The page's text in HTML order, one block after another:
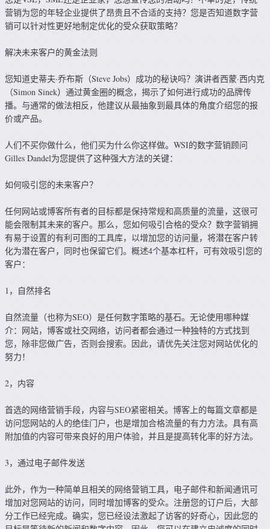
营销为您的年轻企业提供了昂贵且不合适的支持？您是否知道数字营
销可以针对性更好地制定优化的受众获取策略？
解决未来客户的黄金法则
您知道史蒂夫·乔布斯（Steve Jobs）成功的秘诀吗？演讲者西蒙·西内克
（Simon Sinek）通过黄金圈的概念，揭示了如何进行成功的品牌传
播。与通常的做法相反，他建议从最抽象到最具体的角度介绍您的报
价或产品。
人们不买你做什么，他们买为什么你这样做。WSI的数字营销顾问
Gilles Dandel为您提供了这种强大方法的关键：
如何吸引您的未来客户？
任何网站或博客所有者的目标都是保持常规和高质量的流量，这很可
能会限制其未来的客户。那么，您如何吸引合格的受众？数字营销拥
有易于设置的有利可图的工具库，以增加您的访问量，将潜在客户转
化为潜在客户，同时也保留它们。概述4个基本杠杆，可有效吸引您的
客户：
1，自然排名
自然流量（也称为SEO）是任何数字策略的基石。无论使用哪种媒
介：网站，博客或社交网络，访问者都会通过一种独特的方式找到
您，除非您做广告，否则会搜索。因此，请优先关注您对网站优化的
努力！
2，内容
首选的网络营销手段，内容与SEO紧密相关。博客上的每篇文章都是
访问您网站的人的绝佳门户，也是增加合格流量的有力方法。具有高
附加值的内容可带来良好的用户体验，并且是提高转化率的好方法。
3，通过电子邮件发送
此外，作为一种简单且相关的网络营销工具，电子邮件和新闻通讯可
增加对您网站的访问，同时增加博客的受众。注册您的订户后，大部
分工作已经完成。确实，您已经设法激起了访客的好奇心，因此您的